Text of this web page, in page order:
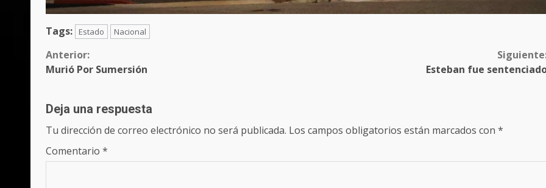
Tags: Estado Nacional
Sigue
Anterior:
Murió Por Sumersión
Esteban fue
Deja una respuesta
Tu dirección de correo electrónico no será publicada. Los campos obligatorios están marcados con *
Comentario *